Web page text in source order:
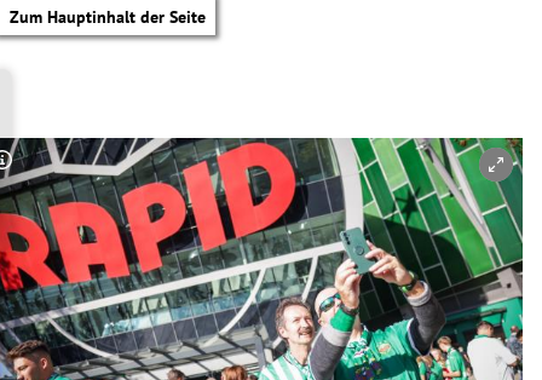
Zum Hauptinhalt der Seite
Copyright-Hinweis öffnen/schließen